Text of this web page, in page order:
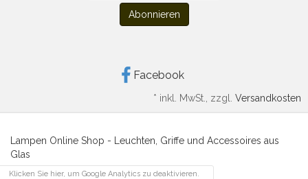
Abonnieren
Facebook
* inkl. MwSt., zzgl. Versandkosten
Lampen Online Shop - Leuchten, Griffe und Accessoires aus
Glas
Klicken Sie hier, um Google Analytics zu deaktivieren.